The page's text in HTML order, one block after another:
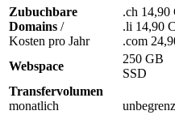
Zubuchbare
Domains /
Kosten pro Jahr
.ch 14,90
.li 14,90
.com
Webspace
250 GB
SSD
Transfervolumen
monatlich